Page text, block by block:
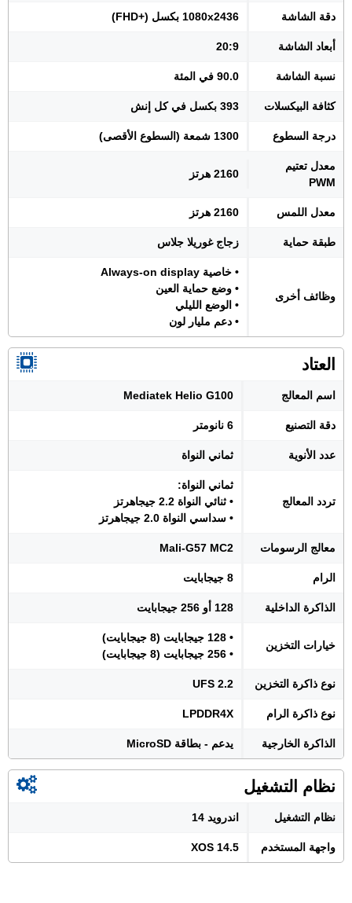
دقة الشاشة 1080x2436 بكسل (+FHD)
أبعاد الشاشة 20:9
نسبة الشاشة 90.0 في المئة
كثافة البيكسلات 393 بكسل في كل إنش
درجة السطوع 1300 شمعة (السطوع الأقصى)
معدل تعتيم
PWM
2160 هرتز
معدل اللمس 2160 هرتز
طبقة حماية زجاج غوريلا جلاس
وظائف أخرى
• خاصية Always-on display
• وضع حماية العين
• الوضع الليلي
• دعم مليار لون
العتاد
اسم المعالج Mediatek Helio G100
دقة التصنيع 6 نانومتر
عدد الأنوية ثماني النواة
تردد المعالج
ثماني النواة:
• ثنائي النواة 2.2 جيجاهرتز
• سداسي النواة 2.0 جيجاهرتز
معالج الرسومات Mali-G57 MC2
الرام 8 جيجابايت
الذاكرة الداخلية 128 أو 256 جيجابايت
خيارات التخزين
• 128 جيجابايت (8 جيجابايت)
• 256 جيجابايت (8 جيجابايت)
نوع ذاكرة التخزين UFS 2.2
نوع ذاكرة الرام LPDDR4X
الذاكرة الخارجية يدعم - بطاقة MicroSD
نظام التشغيل
نظام التشغيل اندرويد 14
واجهة المستخدم XOS 14.5